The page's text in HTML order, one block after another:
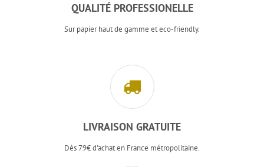
QUALITÉ PROFESSIONELLE
Sur papier haut de gamme et eco-friendly.
LIVRAISON GRATUITE
Dès 79€ d'achat en France métropolitaine.